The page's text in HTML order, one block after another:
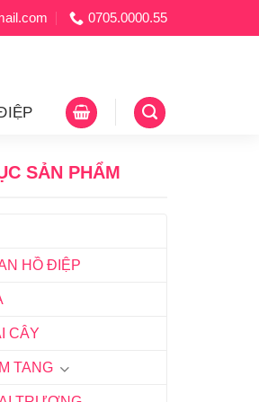
0705.0000.55
SẢN PHẨM
HỒ ĐIỆP
CÂY
TANG